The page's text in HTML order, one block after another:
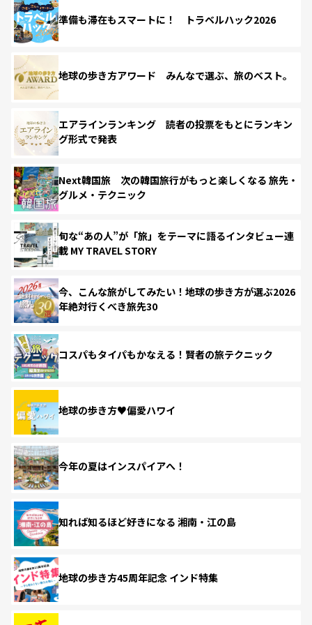
準備も滞在もスマートに！ トラベルハック2026
地球の歩き方アワード みんなで選ぶ、旅のベスト。
エアラインランキング 読者の投票をもとにランキン
グ形式で発表
Next韓国旅 次の韓国旅行がもっと楽しくなる 旅先・
グルメ・テクニック
旬な“あの人”が「旅」をテーマに語るインタビュー連
載 MY TRAVEL STORY
今、こんな旅がしてみたい！地球の歩き方が選ぶ2026
年絶対行くべき旅先30
コスパもタイパもかなえる！賢者の旅テクニック
地球の歩き方♥偏愛ハワイ
今年の夏はインスパイアへ！
知れば知るほど好きになる 湘南・江の島
地球の歩き方45周年記念 インド特集